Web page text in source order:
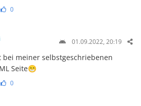
0
01.09.2022, 20:19
bei meiner selbstgeschriebenen
Seite😁
0